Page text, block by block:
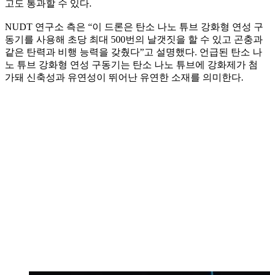
고도 통과할 수 있다.
NUDT 연구소 측은 “이 드론은 탄소 나노 튜브 강화형 연성 구
동기를 사용해 초당 최대 500번의 날갯짓을 할 수 있고 곤충과
같은 탄력과 비행 능력을 갖췄다”고 설명했다. 언급된 탄소 나
노 튜브 강화형 연성 구동기는 탄소 나노 튜브에 강화제가 첨
가돼 신축성과 유연성이 뛰어난 유연한 소재를 의미한다.